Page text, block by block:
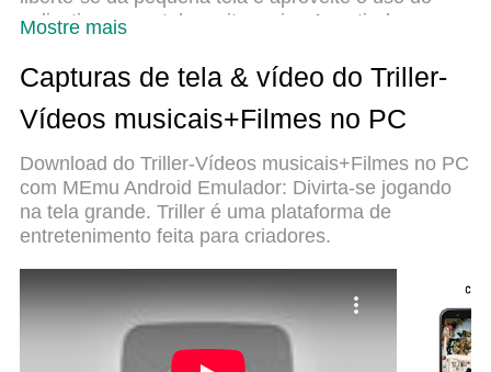
aplicativo numa tela muito maior. A partir de agora,
aplicativo com teclado e mouse. O MEmu oferece-
lhe todos os recursos surpreendentes que você
esperava: instalação rápida e configuração fácil,
dados móveis e chamadas perturbadoras. O
novíssimo MEmu 9 é a melhor opção para usar
Triller-Vídeos musicais+Filmes no seu computador.
Codificado com a nossa absorção, o gerenciador
mais contas ao mesmo tempo. E o mais
importante, nosso mecanismo de emulação
exclusivo pode liberar todo o potencial do seu PC,
tornando tudo suave e agradável.
Mostre mais
Capturas de tela & vídeo do Triller-
Vídeos musicais+Filmes no PC
Download do Triller-Vídeos musicais+Filmes no PC
com MEmu Android Emulador: Divirta-se jogando
na tela grande. Triller é uma plataforma de
entretenimento feita para criadores.